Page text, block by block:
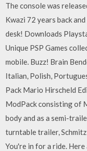
The console was
Kwazi 72 years back
desk! Downloads
Unique PSP Games
mobile. Buzz! Brain
Italian, Polish,
Pack Mario Hirscheld
ModPack consisting of
body and as a semi-
turntable trailer,
You're in for a ride.